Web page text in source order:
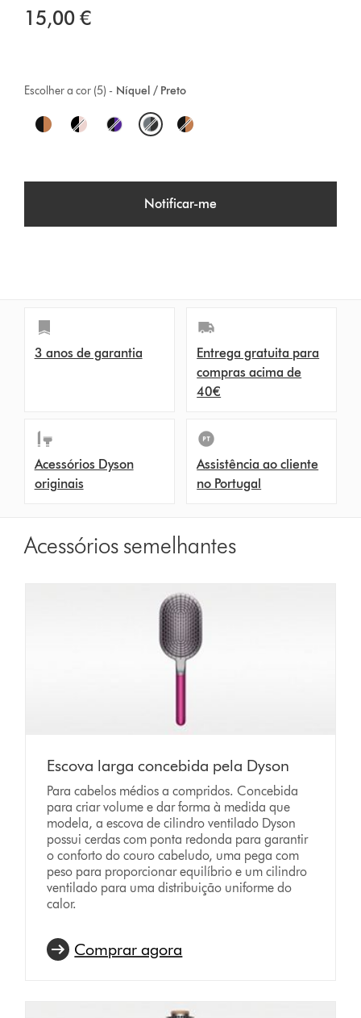
15,00 €
Níquel / Preto
Escolher a cor (5) -
O
t
Notificar-me
3 anos de garantia
Entrega gratuita para
compras acima de
40€
Acessórios Dyson
originais
Assistência ao cliente
no Portugal
Acessórios semelhantes
Escova larga concebida pela Dyson
Para cabelos médios a compridos. Concebida
para criar volume e dar forma à medida que
modela, a escova de cilindro ventilado Dyson
possui cerdas com ponta redonda para garantir
o conforto do couro cabeludo, uma pega com
peso para proporcionar equilíbrio e um cilindro
ventilado para uma distribuição uniforme do
calor.
Comprar agora